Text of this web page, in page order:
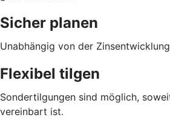
Sicher planen
Unabhängig von der
Flexibel tilgen
Sondertilgungen sind möglich,
vereinbart ist.